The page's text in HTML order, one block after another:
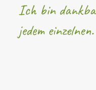
Ich bin
jedem einzelnen.